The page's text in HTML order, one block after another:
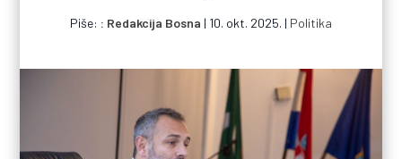
Piše: Redakcija Bosna | 10. okt. 2025. | Politika